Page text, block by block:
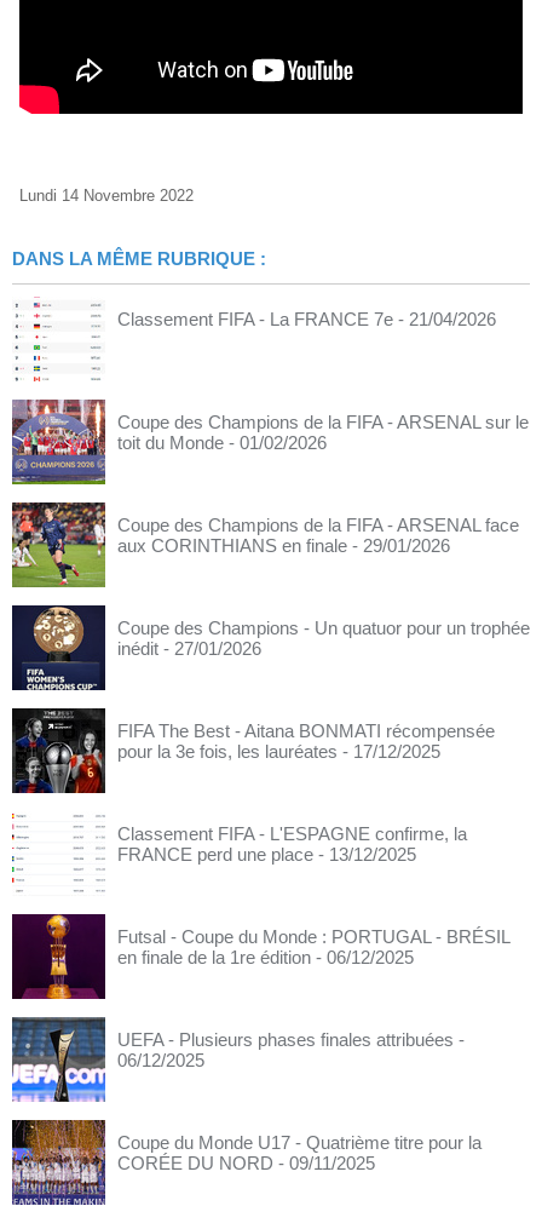
Lundi 14 Novembre 2022
DANS LA MÊME RUBRIQUE :
Classement FIFA - La FRANCE 7e - 21/04/2026
Coupe des Champions de la FIFA - ARSENAL sur le
toit du Monde - 01/02/2026
Coupe des Champions de la FIFA - ARSENAL face
aux CORINTHIANS en finale - 29/01/2026
Coupe des Champions - Un quatuor pour un trophée
inédit - 27/01/2026
FIFA The Best - Aitana BONMATI récompensée
pour la 3e fois, les lauréates - 17/12/2025
Classement FIFA - L'ESPAGNE confirme, la
FRANCE perd une place - 13/12/2025
Futsal - Coupe du Monde : PORTUGAL - BRÉSIL
en finale de la 1re édition - 06/12/2025
UEFA - Plusieurs phases finales attribuées -
06/12/2025
Coupe du Monde U17 - Quatrième titre pour la
CORÉE DU NORD - 09/11/2025